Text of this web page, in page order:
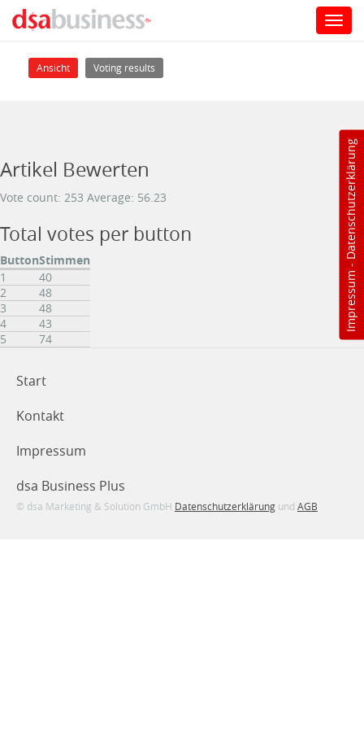
Impressum
-
Datenschutzerklärung
Haupt-Reiter
Ansicht Voting results
Artikel Bewerten
Vote count: 253 Average: 56.23
Total votes per button
ButtonStimmen
1
40
2
48
3
48
4
43
5
74
Start
Kontakt
Impressum
dsa Business Plus
© dsa Marketing & Solution GmbH Datenschutzerklärung und AGB